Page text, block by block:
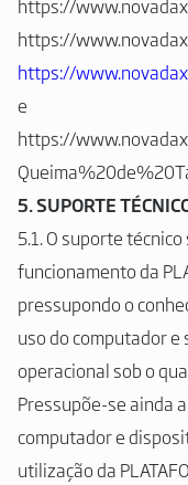
https://
https://
https://
e
https://
5. SUPORTE
5.1. O suporte
funcionamento da
pressupondo o
uso do computador e
operacional sob o
Pressupõe-se ainda
computador e
utilização da